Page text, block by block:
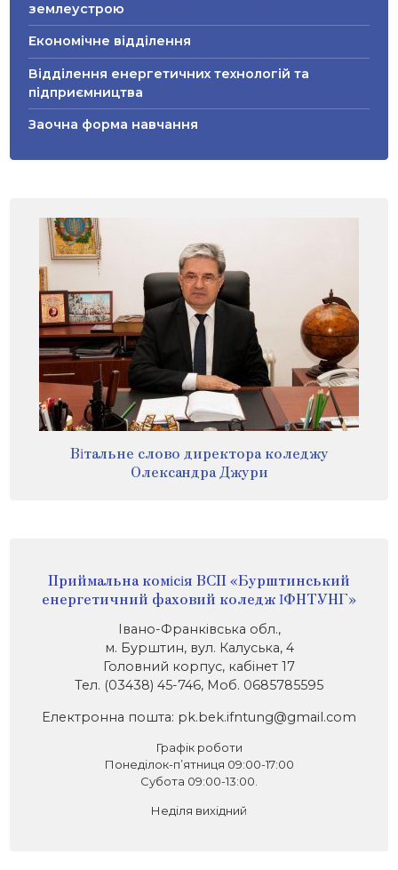
землеустрою
Економічне відділення
Відділення енергетичних технологій та
підприємництва
Заочна форма навчання
Вітальне слово директора коледжу
Олександра Джури
Приймальна комісія ВСП «Бурштинський
енергетичний фаховий коледж ІФНТУНГ»
Івано-Франківська обл.,
м. Бурштин, вул. Калуська, 4
Головний корпус, кабінет 17
Тел. (03438) 45-746, Моб. 0685785595
Електронна пошта: pk.bek.ifntung@gmail.com
Графік роботи
Понеділок-п’ятниця 09:00-17:00
Субота 09:00-13:00.
Неділя вихідний